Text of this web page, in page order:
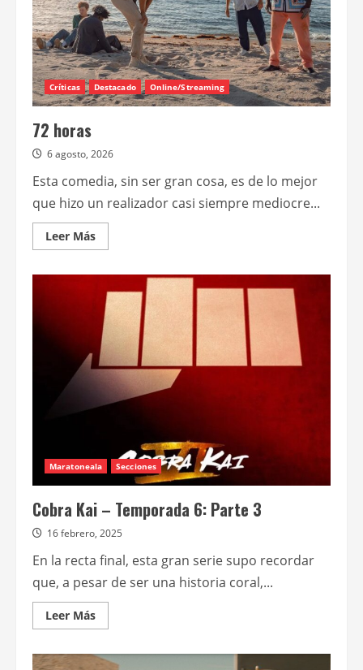
Críticas Destacado Online/Streaming
72 horas
6 agosto, 2026
Esta comedia, sin ser gran cosa, es de lo mejor
que hizo un realizador casi siempre mediocre...
Leer MásLeer
más
horas
Maratoneala Secciones
Cobra Kai – Temporada 6: Parte 3
16 febrero, 2025
En la recta final, esta gran serie supo recordar
que, a pesar de ser una historia coral,...
Leer MásLeer
más
Cobra